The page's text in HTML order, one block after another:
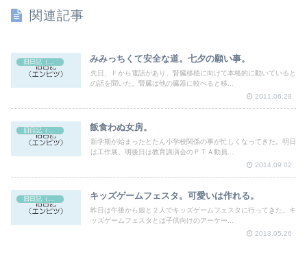
関連記事
旧日記（エンピツ） みみっちくて安全な道。七夕の願い事。
先日、Ｆから電話があり、腎臓移植に向けて本格的に動いていると
の話を聞いた。腎臓は他の臓器に較べると移...
2011.06.28
旧日記（エンピツ） 飯食わぬ女房。
新学期が始まったとたん小学校関係の事が忙しくなってきた。明日
は工作展。明後日は教育講演会のＰＴＡ動員...
2014.09.02
キッズゲームフェスタ。可愛いは作れる。
昨日は午後から娘と２人でキッズゲームフェスタに行ってきた。キ
ッズゲームフェスタとは子供向けのアーケー...
2013.05.26